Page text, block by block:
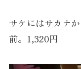
サケにはサカナ
前。1,320円